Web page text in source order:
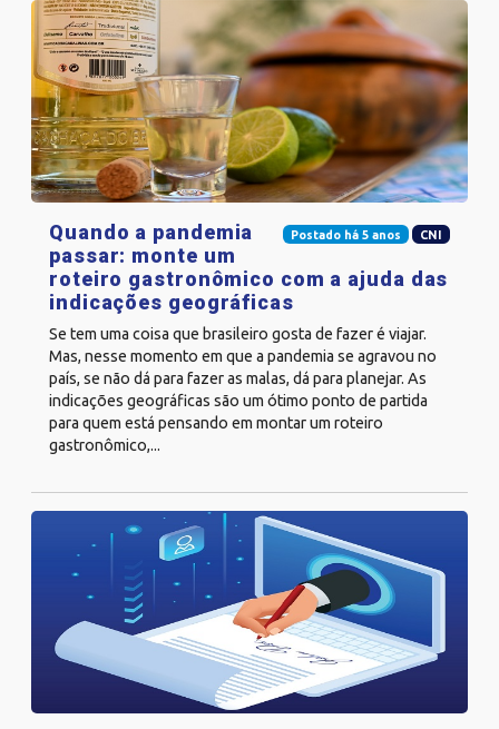
Postado há 5 anos CNI
Quando a pandemia
passar: monte um
roteiro gastronômico com a ajuda das
indicações geográficas
Se tem uma coisa que brasileiro gosta de fazer é viajar.
Mas, nesse momento em que a pandemia se agravou no
país, se não dá para fazer as malas, dá para planejar. As
indicações geográficas são um ótimo ponto de partida
para quem está pensando em montar um roteiro
gastronômico,...